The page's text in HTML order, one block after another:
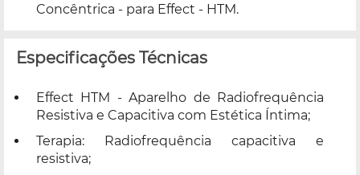
Concêntrica - para Effect - HTM.
Especificações Técnicas
Effect HTM - Aparelho de Radiofrequência
Resistiva e Capacitiva com Estética Íntima;
Terapia: Radiofrequência capacitiva e
resistiva;